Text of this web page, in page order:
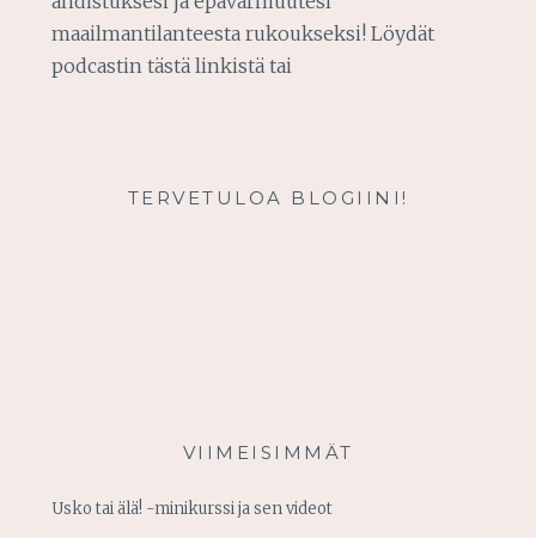
maailmantilanteesta rukoukseksi! Löydät
podcastin tästä linkistä tai
TERVETULOA BLOGIINI!
VIIMEISIMMÄT
Usko tai älä! -minikurssi ja sen videot